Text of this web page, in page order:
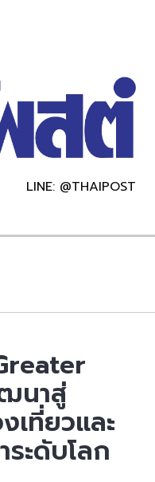
LINE: @THAIPOST
นาสู่
เที่ยวและ
ะดับโลก